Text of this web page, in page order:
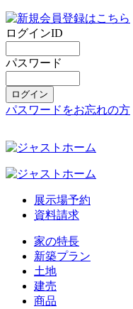
ログインID
パスワード
パスワードをお忘れの方
展示場予約
資料請求
家の特長
新築プラン
土地
建売
商品